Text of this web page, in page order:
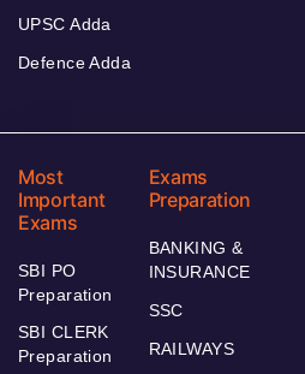
UPSC Adda
Defence Adda
Most
Important
Exams
SBI PO
Preparation
SBI CLERK
Preparation
Exams
Preparation
BANKING &
INSURANCE
SSC
RAILWAYS